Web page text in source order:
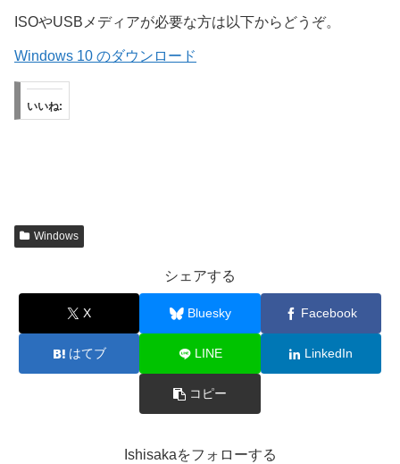
ISOやUSBメディアが必要な方は以下からどうぞ。
Windows 10 のダウンロード
いいね:
Windows
シェアする
X Bluesky Facebook
はてブ LINE LinkedIn
コピー
Ishisakaをフォローする